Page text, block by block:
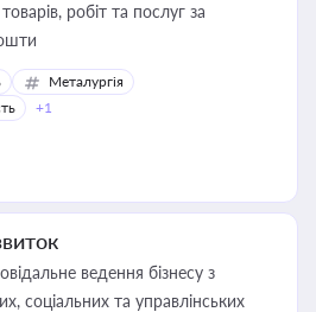
робіт та послуг за
Металургія
+1
ведення бізнесу з
соціальних та управлінських